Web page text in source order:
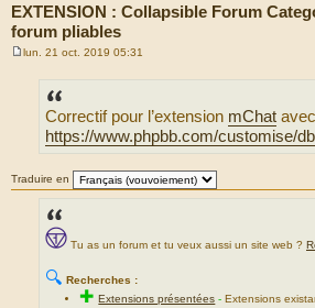
EXTENSION : Collapsible Forum
forum pliables
lun. 21 oct. 2019 05:31
Correctif pour l’extension mChat
https://www.phpbb.com/customise/
Traduire en
Tu as un forum et tu veux aussi un site web ?
🔍 Recherches :
✚Extensions présentées -Extensions